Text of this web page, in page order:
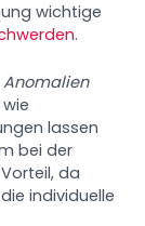
wichtige
.
Anomalien
lassen
bei der
da
individuelle